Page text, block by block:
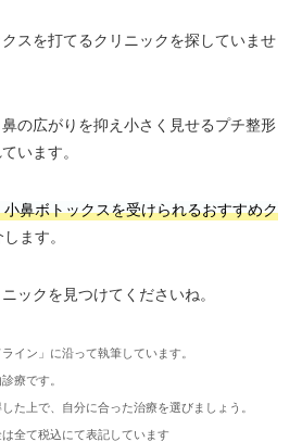
スを打てるクリニックを探していませ
の広がりを抑え小さく見せるプチ整形
います。
鼻ボトックスを受けられるおすすめク
ます。
ックを見つけてくださいね。
イン」に沿って執筆しています。
療です。
た上で、自分に合った治療を選びましょう。
全て税込にて表記しています